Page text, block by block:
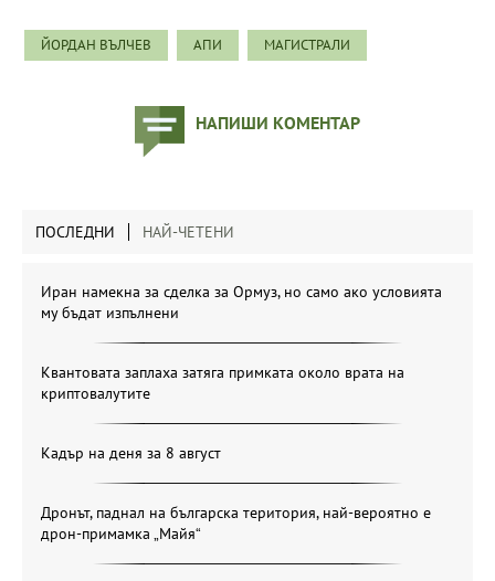
ЙОРДАН ВЪЛЧЕВ АПИ МАГИСТРАЛИ
НАПИШИ КОМЕНТАР
ПОСЛЕДНИ НАЙ-ЧЕТЕНИ
Иран намекна за сделка за Ормуз, но само ако условията
му бъдат изпълнени
Квантовата заплаха затяга примката около врата на
криптовалутите
Кадър на деня за 8 август
Дронът, паднал на българска територия, най-вероятно е
дрон-примамка „Майя“